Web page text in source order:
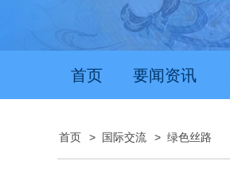
首页 要闻资讯
首页 > 国际交流 > 绿色丝路